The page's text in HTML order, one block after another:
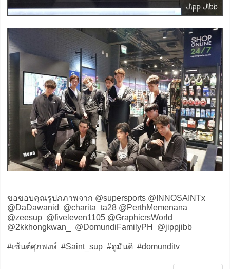
ขอขอบคุณรูปภภาพจาก ‪@supersports‬ @INNOSAINTx
@DaDawanid @charita_ta28 @PerthMemenana
@zeesup @fiveleven1105 @GraphicrsWorld
@2kkhongkwan_ @DomundiFamilyPH @jippjibb
#เซ้นต์ศุภพงษ์ #Saint_sup #ดูมันดิ #domunditv